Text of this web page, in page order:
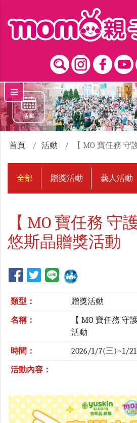
首頁 活動 【 MO 寶任務 守護小天使 】悠
全部 贈獎活動 藝人活動
【 MO 寶任務 守
悠斯晶贈獎活動
類型： 贈獎活動
名稱：
【 MO 寶任務 守
活動
時間： 2026/1/7(三)~1/
活動內容：